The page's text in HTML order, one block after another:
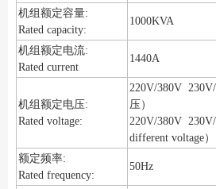
机组额定容量:
Rated capacity:
1000KVA
机组额定电流:
Rated current
1440A
机组额定电压:
Rated voltage:
220V/380V
压）
220V/380V
different voltage）
额定频率:
Rated frequency:
50Hz